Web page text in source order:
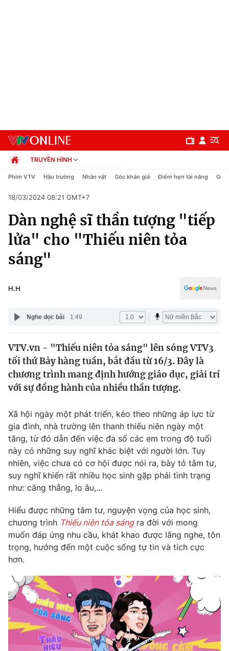
Chuyên mục
Chính trị
Xã hội
Pháp luật
Y tế
Thế giới
Tin tức
Thế giới đó đây
Câu chuyện quốc tế
Kinh tế
Thị trường
Góc doanh nghiệp
Dữ liệu và đời sống
Truyền hình
Phim VTV
Hậu trường
Khán giả
Giải sao mai
Giải trí
Điện ảnh
Âm nhạc
Sao
Du lịch
Làm đẹp
Chất lượng cuộc sống
Giáo dục
Tuyển sinh
Công nghệ
Hitech Công nghệ tương lai
Sản phẩm
Thị trường
Giao lưu trực tuyến
Lịch phát sóng
TRUYỀN HÌNH
Chính trị
Pháp luật
Kinh tế
Thể thao
Truyền hình
Văn hóa - Giải trí
Y tế
Phim VTV Hậu trường Nhân vật Góc khán giả Điểm hẹn tài năng Giải
18/03/2024 08:21 GMT+7
Dàn nghệ sĩ thần tượng "tiếp
lửa" cho "Thiếu niên tỏa
sáng"
H.H
Nghe đọc bài 1:49
VTV.vn - "Thiếu niên tỏa sáng" lên sóng VTV3
tối thứ Bảy hàng tuần, bắt đầu từ 16/3. Đây là
chương trình mang định hướng giáo dục, giải trí
với sự đồng hành của nhiều thần tượng.
Xã hội ngày một phát triển, kéo theo những áp lực từ
gia đình, nhà trường lên thanh thiếu niên ngày một
tăng, từ đó dẫn đến việc đa số các em trong độ tuổi
này có những suy nghĩ khác biệt với người lớn. Tuy
nhiên, việc chưa có cơ hội được nói ra, bày tỏ tâm tư,
suy nghĩ khiến rất nhiều học sinh gặp phải tình trạng
như: căng thẳng, lo âu,...
Hiểu được những tâm tư, nguyện vọng của học sinh,
chương trình Thiếu niên tỏa sángra đời với mong
muốn đáp ứng nhu cầu, khát khao được lắng nghe, tôn
trọng, hướng đến một cuộc sống tự tin và tích cực
hơn.